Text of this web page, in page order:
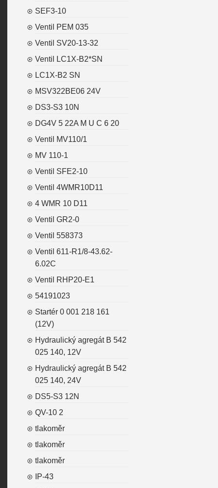
SEF3-10
Ventil PEM 035
Ventil SV20-13-32
Ventil LC1X-B2*SN
LC1X-B2 SN
MSV322BE06 24V
DS3-S3 10N
DG4V 5 22A M U C 6 20
Ventil MV110/1
MV 110-1
Ventil SFE2-10
Ventil 4WMR10D11
4 WMR 10 D11
Ventil GR2-0
Ventil 558373
Ventil 611-R1/8-43.62-
6.02C
Ventil RHP20-E1
54191023
Startér 0 001 218 161
(12V)
Hydraulický agregát B 542
025 140, 12V
Hydraulický agregát B 542
025 140, 24V
DS5-S3 12N
QV-10 2
tlakoměr
tlakoměr
tlakoměr
IP-43